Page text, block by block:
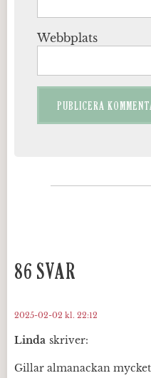
Webbplats
86 SVAR
Linda skriver:
2025-02-02 kl. 22:12
Gillar almanackan